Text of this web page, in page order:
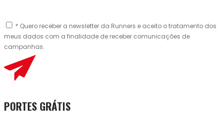
* Quero receber a newsletter da Runners e aceito o tratamento dos
meus dados com a finalidade de receber comunicações de
campanhas.
PORTES GRÁTIS